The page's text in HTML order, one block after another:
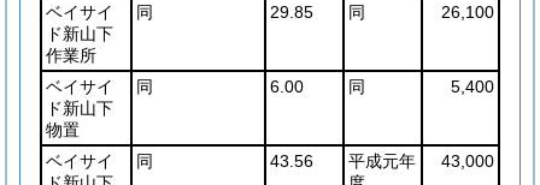
ベイサイ
ド新山下
作業所
同 29.85 同 26,100
ベイサイ
ド新山下
物置
同 6.00 同 5,400
ベイサイ
同 43.56
平成元年
43,000